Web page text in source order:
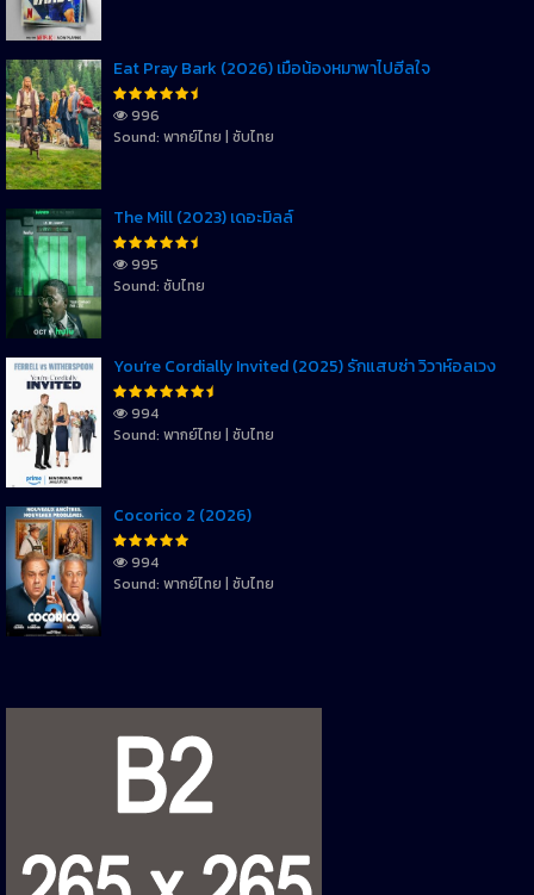
Eat Pray Bark (2026) เมื่อน้องหมาพาไปฮีลใจ
996
Sound: พากย์ไทย | ซับไทย
The Mill (2023) เดอะมิลล์
995
Sound: ซับไทย
You’re Cordially Invited (2025) รักแสบซ่า วิวาห์อลเวง
994
Sound: พากย์ไทย | ซับไทย
Cocorico 2 (2026)
994
Sound: พากย์ไทย | ซับไทย